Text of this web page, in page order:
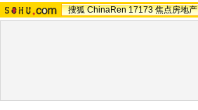
搜狐 ChinaRen 17173 焦点房地产